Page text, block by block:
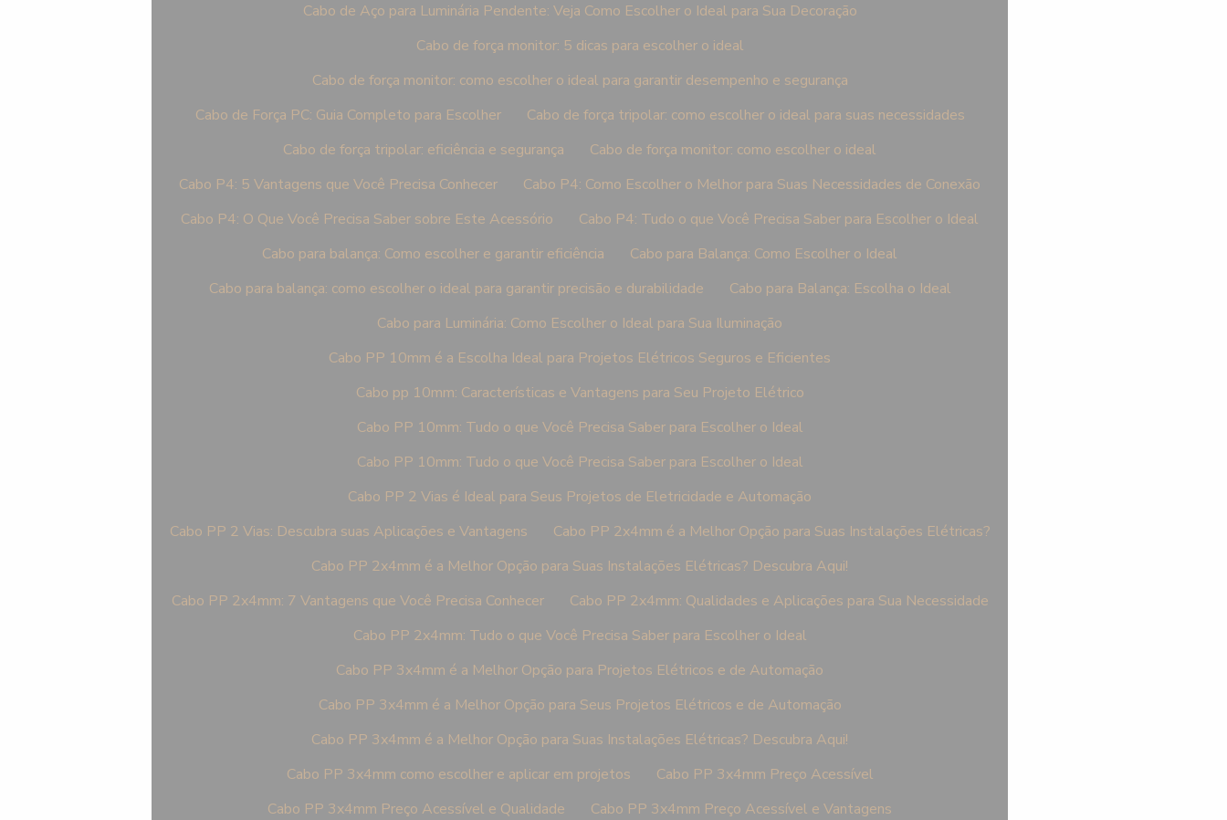
Cabo de Aço para Luminária Pendente: Veja Como Escolher o Ideal para Sua Decoração
Cabo de força monitor: 5 dicas para escolher o ideal
Cabo de força monitor: como escolher o ideal para garantir desempenho e segurança
Cabo de Força PC: Guia Completo para Escolher
Cabo de força tripolar: como escolher o ideal para suas necessidades
Cabo de força tripolar: eficiência e segurança
Cabo de força monitor: como escolher o ideal
Cabo P4: 5 Vantagens que Você Precisa Conhecer
Cabo P4: Como Escolher o Melhor para Suas Necessidades de Conexão
Cabo P4: O Que Você Precisa Saber sobre Este Acessório
Cabo P4: Tudo o que Você Precisa Saber para Escolher o Ideal
Cabo para balança: Como escolher e garantir eficiência
Cabo para Balança: Como Escolher o Ideal
Cabo para balança: como escolher o ideal para garantir precisão e durabilidade
Cabo para Balança: Escolha o Ideal
Cabo para Luminária: Como Escolher o Ideal para Sua Iluminação
Cabo PP 10mm é a Escolha Ideal para Projetos Elétricos Seguros e Eficientes
Cabo pp 10mm: Características e Vantagens para Seu Projeto Elétrico
Cabo PP 10mm: Tudo o que Você Precisa Saber para Escolher o Ideal
Cabo PP 10mm: Tudo o que Você Precisa Saber para Escolher o Ideal
Cabo PP 2 Vias é Ideal para Seus Projetos de Eletricidade e Automação
Cabo PP 2 Vias: Descubra suas Aplicações e Vantagens
Cabo PP 2x4mm é a Melhor Opção para Suas Instalações Elétricas?
Cabo PP 2x4mm é a Melhor Opção para Suas Instalações Elétricas? Descubra Aqui!
Cabo PP 2x4mm: 7 Vantagens que Você Precisa Conhecer
Cabo PP 2x4mm: Qualidades e Aplicações para Sua Necessidade
Cabo PP 2x4mm: Tudo o que Você Precisa Saber para Escolher o Ideal
Cabo PP 3x4mm é a Melhor Opção para Projetos Elétricos e de Automação
Cabo PP 3x4mm é a Melhor Opção para Seus Projetos Elétricos e de Automação
Cabo PP 3x4mm é a Melhor Opção para Suas Instalações Elétricas? Descubra Aqui!
Cabo PP 3x4mm como escolher e aplicar em projetos
Cabo PP 3x4mm Preço Acessível
Cabo PP 3x4mm Preço Acessível e Qualidade
Cabo PP 3x4mm Preço Acessível e Vantagens